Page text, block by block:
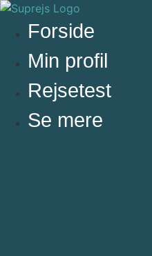
Videre
indholdForside
Min profil
Rejsetest
Se mere